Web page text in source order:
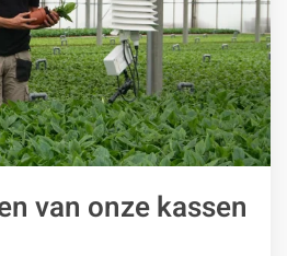
van onze kassen